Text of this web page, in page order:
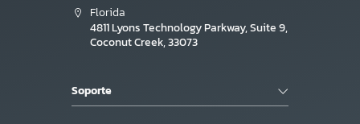
Florida
4811 Lyons Technology Parkway, Suite 9,
Coconut Creek, 33073
Soporte